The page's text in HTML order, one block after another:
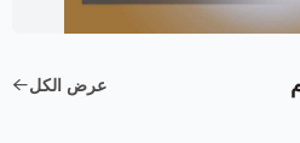
عرض الكل